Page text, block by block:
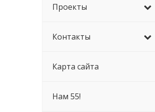
Проекты
Контакты
Карта сайта
Нам 55!